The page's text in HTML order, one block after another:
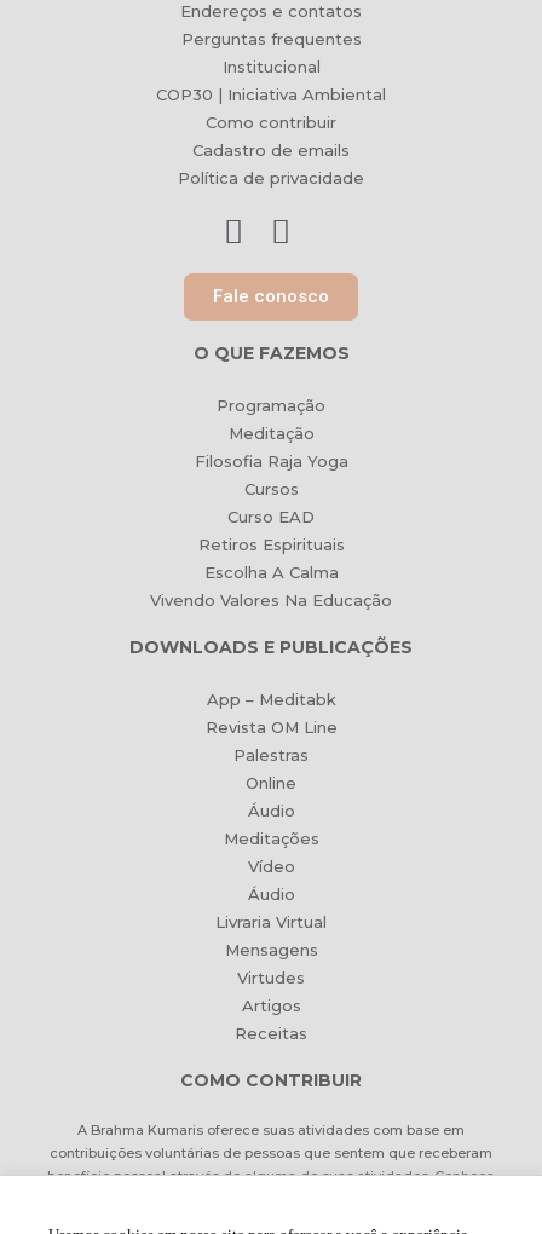
Endereços e contatos
Perguntas frequentes
Institucional
COP30 | Iniciativa Ambiental
Como contribuir
Cadastro de emails
Política de privacidade
Fale conosco
O QUE FAZEMOS
Programação
Meditação
Filosofia Raja Yoga
Cursos
Curso EAD
Retiros Espirituais
Escolha A Calma
Vivendo Valores Na Educação
DOWNLOADS E PUBLICAÇÕES
App – Meditabk
Revista OM Line
Palestras
Online
Áudio
Meditações
Vídeo
Áudio
Livraria Virtual
Mensagens
Virtudes
Artigos
Receitas
COMO CONTRIBUIR
A Brahma Kumaris oferece suas atividades com base em
contribuições voluntárias de pessoas que sentem que receberam
benefício pessoal através de alguma de suas atividades. Conheça